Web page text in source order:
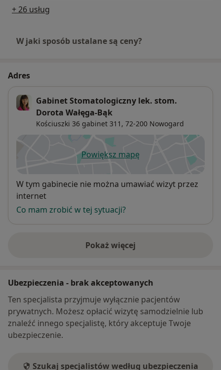
+ 26 usług
W jaki sposób ustalane są ceny?
Adres
Gabinet Stomatologiczny lek. stom.
Dorota Wałęga-Bąk
Kościuszki 36 gabinet 311, 72-200 Nowogard
Powiększ mapęotwiera się w nowej karcie
Dostępność
W tym gabinecie nie można umawiać wizyt przez
internet
Co mam zrobić w tej sytuacji?
Pokaż więcej
o adresie
Ubezpieczenia - brak akceptowanych
Ten specjalista przyjmuje wyłącznie pacjentów
prywatnych. Możesz opłacić wizytę samodzielnie lub
znaleźć innego specjalistę, który akceptuje Twoje
ubezpieczenie.
Szukaj specjalistów według ubezpieczenia